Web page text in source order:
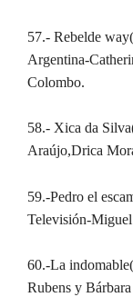
57.- Rebelde
Argentina-
Colombo.
58.- Xica da
Araújo,Drica
59.-Pedro el
Televisión-
60.-La
Rubens y